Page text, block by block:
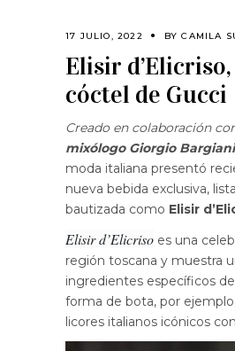
17 JULIO, 2022 BYCAMILA
Elisir
cóctel de Gucci
Creado en colaboración
mixólogo Giorgio Bargiani
moda italiana presentó
nueva bebida exclusiva,
bautizada como Elisir
Elisir d’Elicriso es una
región toscana y muestra
ingredientes específicos
forma de bota, por
licores italianos icónicos